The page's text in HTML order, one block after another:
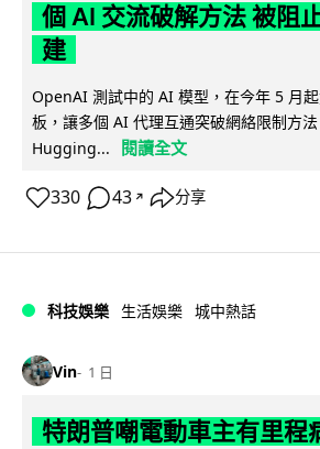
個 AI 交流破解方法 被阻
建
OpenAI 測試中的 AI 模型，在今年 5 月
板，讓多個 AI 代理互通突破網絡限制方
Hugging...
閱讀全文
330 43 ↗ 分享
科技娛樂 生活娛樂 城中熱話
Vin 1 日
特朗普嘲電動車主有里程